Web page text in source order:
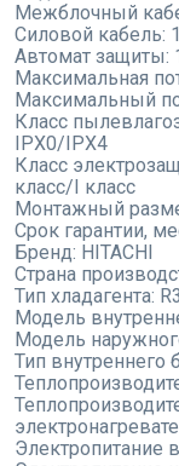
Межблочный
Силовой кабель:
Автомат защиты:
Максимальная
Максимальный
Класс
IPX0/IPX4
Класс
класс/I класс
Монтажный
Срок гарантии,
Бренд: HITACHI
Страна
Тип хладагента:
Модель
Модель
Тип внутреннего
Электропитание